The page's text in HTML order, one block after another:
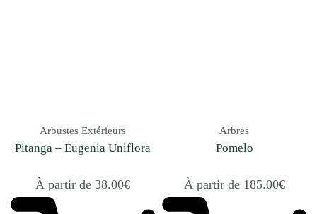
Arbustes Extérieurs
Pitanga – Eugenia Uniflora
À partir de 38.00€
Arbres
Pomelo
À partir de 185.00€